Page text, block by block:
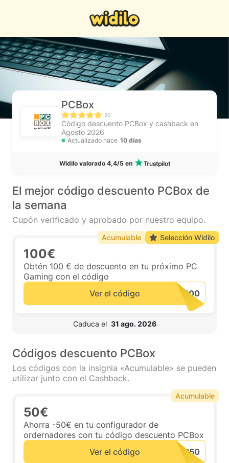
PCBox
20
Código descuento PCBox y cashback en
Agosto 2026
Actualizado hace 10 días
Widilo valorado 4,4/5 en
El mejor código descuento PCBox de
la semana
Cupón verificado y aprobado por nuestro equipo.
100€
Obtén 100 € de descuento en tu próximo PC
Gaming con el código
Ver el código
Caduca el 31 ago. 2026
Acumulable Selección Widilo
Códigos descuento PCBox
Los códigos con la insignia «Acumulable» se pueden
utilizar junto con el Cashback.
50€
Ahorra -50€ en tu configurador de
ordernadores con tu código descuento PCBox
Ver el código
Acumulable